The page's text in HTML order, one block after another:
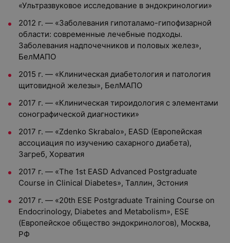
«Ультразвуковое исследование в эндокринологии»
2012 г. — «Заболевания гипоталамо-гипофизарной
области: современные лечебные подходы.
Заболевания надпочечников и половых желез»,
БелМАПО
2015 г. — «Клиническая диабетология и патология
щитовидной железы», БелМАПО
2017 г. — «Клиническая тироидология с элементами
сонографической диагностики»
2017 г. — «Zdenko Skrabalo», EASD (Европейская
ассоциация по изучению сахарного диабета),
Загреб, Хорватия
2017 г. — «The 1st EASD Advanced Postgraduate
Course in Clinical Diabetes», Таллин, Эстония
2017 г. — «20th ESE Postgraduate Training Course on
Endocrinology, Diabetes and Metabolism», ESE
(Европейское общество эндокринологов), Москва,
РФ